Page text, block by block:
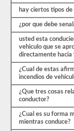
pasar
sea
muy
fácil.
Tenemos
400
preguntas
que
pertenecen
examen
Conocimiento
distribuidas
hay ciertos tipos
¿por que debe
usted esta
vehiculo que se
directamente hacia
¿Cual de estas
incendios de
¿Que tres cosas
conductor?
¿Cual es su forma
mientras conduce?